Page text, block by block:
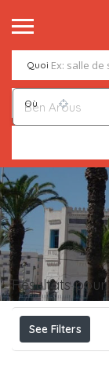
Quoi
Où
Résultats pour
See Filters